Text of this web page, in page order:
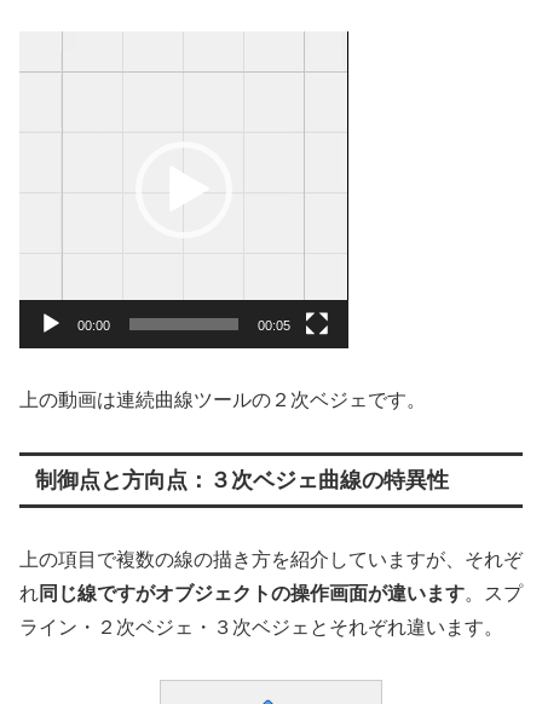
00:00 00:05
上の動画は連続曲線ツールの２次ベジェです。
制御点と方向点：３次ベジェ曲線の特異性
上の項目で複数の線の描き方を紹介していますが、それぞ
れ同じ線ですがオブジェクトの操作画面が違います。スプ
ライン・２次ベジェ・３次ベジェとそれぞれ違います。